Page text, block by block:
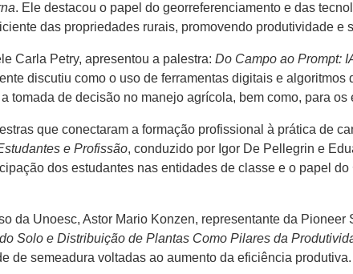
. Ele destacou o papel do georreferenciamento e das
das propriedades rurais, promovendo produtividade e
Carla Petry, apresentou a palestra: Do Campo ao Prompt:
discutiu como o uso de ferramentas digitais e
tomada de decisão no manejo agrícola, bem como, para os
que conectaram a formação profissional à prática de
e Profissão, conduzido por Igor De Pellegrin e
dos estudantes nas entidades de classe e o papel
da Unoesc, Astor Mario Konzen, representante da Pioneer
Solo e Distribuição de Plantas Como Pilares da
de semeadura voltadas ao aumento da eficiência produtiva.